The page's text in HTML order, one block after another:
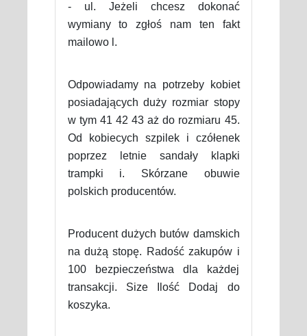
- ul. Jeżeli chcesz dokonać
wymiany to zgłoś nam ten fakt
mailowo l.
Odpowiadamy na potrzeby kobiet
posiadających duży rozmiar stopy
w tym 41 42 43 aż do rozmiaru 45.
Od kobiecych szpilek i czółenek
poprzez letnie sandały klapki
trampki i. Skórzane obuwie
polskich producentów.
Producent dużych butów damskich
na dużą stopę. Radość zakupów i
100 bezpieczeństwa dla każdej
transakcji. Size Ilość Dodaj do
koszyka.